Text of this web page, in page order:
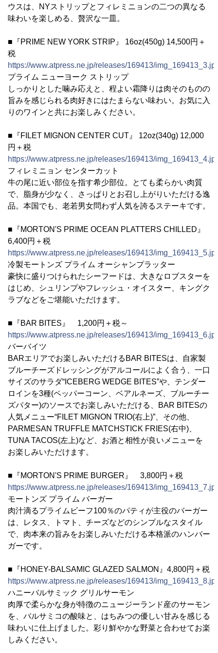
ウスは、NYストリップとフィレミニョンの二つの異なる
味わいを楽しめる、贅沢な一皿。
■『PRIME NEW YORK STRIP』 16oz(450g) 14,500円＋
税
https://www.atpress.ne.jp/releases/169413/
プライム ニューヨーク ストリップ
しっかりとした噛み応えと、程よい霜降りは肉そのものの
旨みを感じられる肉好きにはたまらない味わい。お気に入
りのワインと共にお楽しみください。
■『FILET MIGNON CENTER CUT』 12oz(340g) 12,000
円＋税
https://www.atpress.ne.jp/releases/169413/
フィレミニョン センターカット
牛の尾に近い部位を指す希少部位。とても柔らかい肉質
で、脂身が少なく、さっぱりとお召し上がりいただける逸
品。本国でも、老若男女問わず人気を誇るステーキです。
■『MORTON'S PRIME OCEAN PLATTERS CHILLED』
6,400円＋税
https://www.atpress.ne.jp/releases/169413/
冷製モートンズ プライム オーシャンプラッター
豪快に盛りつけられたシーフードは、大きなロブスターを
はじめ、シュリンプやフレッシュ・オイスター、キングク
ラブなどをご堪能いただけます。
■『BAR BITES』 1,200円＋税～
https://www.atpress.ne.jp/releases/169413/
バーバイツ
BARエリアでお楽しみいただけるBAR BITESは、自家製
ブルーチーズドレッシングがアルコールによく合う、一口
サイズのサラダ“ICEBERG WEDGE BITES”や、テンダー
ロインを3種(ペッパーコーン、ベアルネーズ、ブルーチー
ズバター)のソースでお楽しみいただける、BAR BITESの
人気メニュー“FILET MIGNON TRIO(右上)”、その他、
PARMESAN TRUFFLE MATCHSTICK FRIES(右中)、
TUNA TACOS(左上)など、お酒と相性が良いメニューを
お楽しみいただけます。
■『MORTON'S PRIME BURGER』 3,800円＋税
https://www.atpress.ne.jp/releases/169413/
モートンズ プライム バーガー
肉汁滴るプライムビーフ100％のパティが主役のバーガー
は、レタス、トマト、チーズなどのシンプルなスタイル
で、肉本来の旨みをお楽しみいただける本格派のハンバー
ガーです。
■『HONEY-BALSAMIC GLAZED SALMON』4,800円＋税
https://www.atpress.ne.jp/releases/169413/
ハニーバルサミック グリルサーモン
肉厚で柔らかな身が特徴のニュージーランド産のサーモン
を、バルサミコの酸味と、はちみつの優しい甘みを感じる
味わいに仕上げました。彩り鮮やかな野菜と合わせてお楽
しみください。